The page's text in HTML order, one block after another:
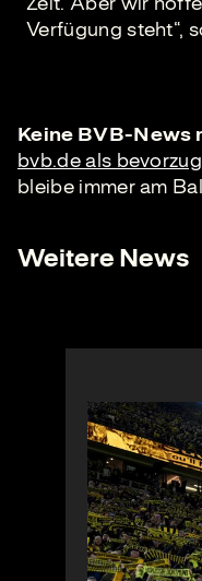
Verfügung steht“,
Keine BVB-News
bvb.de als
bleibe immer am
Weitere News